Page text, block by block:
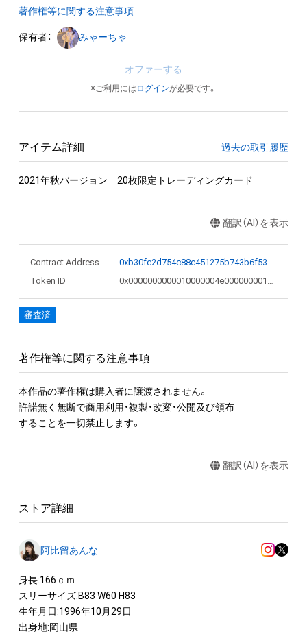
著作権等に関する注意事項
保有者： みゃーちゃ
オファーする
※ご利用には ログインが必要です。
アイテム詳細 過去の取引履歴
2021年秋バージョン　20枚限定トレーディングカード
翻訳（AI）を表示
Contract Address
0xb30fc2d754c88c451275b743b6f530f19f643683
Token ID
0x0000000000010000004e000000001474
審査済
著作権等に関する注意事項
本作品の著作権は購入者に譲渡されません。
許諾無く無断で商用利用・複製・改変・公開及び領布
することを一切禁止します。
翻訳（AI）を表示
ストア詳細
阿比留あんな
身長:166ｃｍ
スリーサイズ:B83 W60 H83
生年月日:1996年10月29日
出身地:岡山県